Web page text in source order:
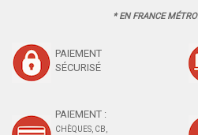
* EN FRANCE
PAIEMENT
SÉCURISÉ
PAIEMENT :
CHÈQUES, CB,